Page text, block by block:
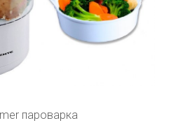
пароварка